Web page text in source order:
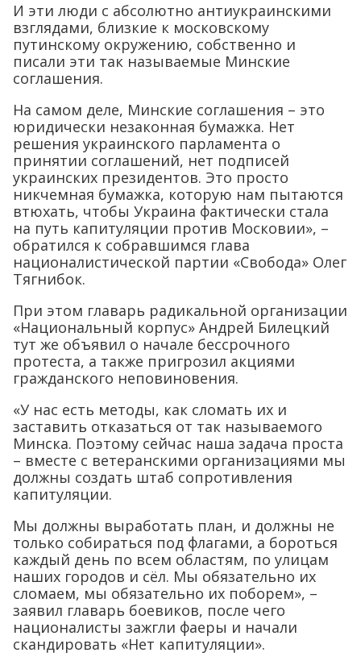
И эти люди с абсолютно антиукраинскими
взглядами, близкие к московскому
путинскому окружению, собственно и
писали эти так называемые Минские
соглашения.
На самом деле, Минские соглашения – это
юридически незаконная бумажка. Нет
решения украинского парламента о
принятии соглашений, нет подписей
украинских президентов. Это просто
никчемная бумажка, которую нам пытаются
втюхать, чтобы Украина фактически стала
на путь капитуляции против Московии», –
обратился к собравшимся глава
националистической партии «Свобода» Олег
Тягнибок.
При этом главарь радикальной организации
«Национальный корпус» Андрей Билецкий
тут же объявил о начале бессрочного
протеста, а также пригрозил акциями
гражданского неповиновения.
«У нас есть методы, как сломать их и
заставить отказаться от так называемого
Минска. Поэтому сейчас наша задача проста
– вместе с ветеранскими организациями мы
должны создать штаб сопротивления
капитуляции.
Мы должны выработать план, и должны не
только собираться под флагами, а бороться
каждый день по всем областям, по улицам
наших городов и сёл. Мы обязательно их
сломаем, мы обязательно их поборем», –
заявил главарь боевиков, после чего
националисты зажгли фаеры и начали
скандировать «Нет капитуляции».